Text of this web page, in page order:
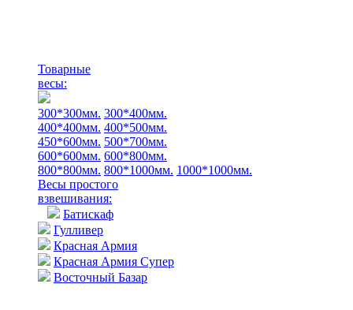
Товарные
весы:
300*300мм. 300*400мм.
400*400мм. 400*500мм.
450*600мм. 500*700мм.
600*600мм. 600*800мм.
800*800мм. 800*1000мм. 1000*1000мм.
Весы простого
взвешивания:
Батискаф
Гулливер
Красная Армия
Красная Армия Супер
Восточный Базар